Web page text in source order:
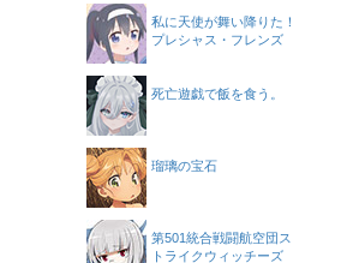
私に天使が舞い降りた！
プレシャス・フレンズ
死亡遊戯で飯を食う。
瑠璃の宝石
第501統合戦闘航空団ス
トライクウィッチーズ